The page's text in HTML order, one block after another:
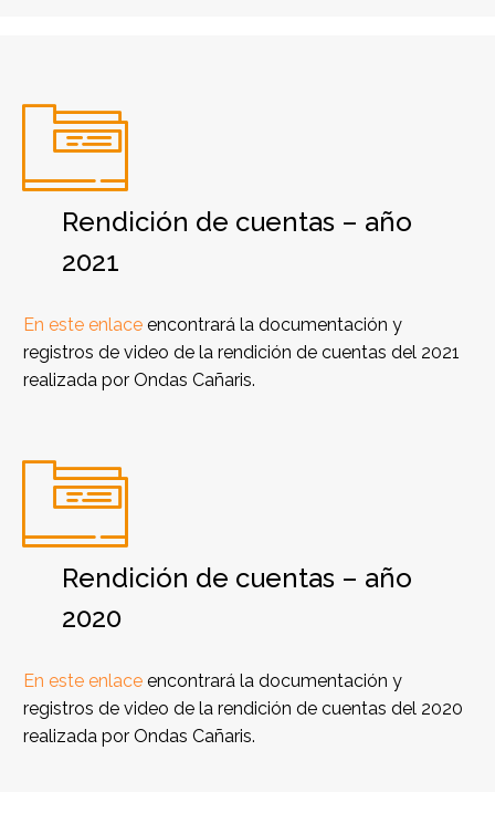


Rendición de cuentas – año
2021
En este enlace encontrará la documentación y
registros de video de la rendición de cuentas del 2021
realizada por Ondas Cañaris.


Rendición de cuentas – año
2020
En este enlace encontrará la documentación y
registros de video de la rendición de cuentas del 2020
realizada por Ondas Cañaris.